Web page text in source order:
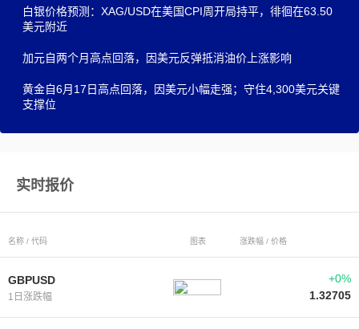
白银价格预测：XAG/USD在美国CPI周开局持平，徘徊在63.50
美元附近
加元自两个月高点回落，因美元反弹抵消油价上涨影响
黄金自6月17日高点回落，因美元小幅走强；守住4,300美元关键
支撑位
实时报价
名称 / 代码 图表 涨跌幅 / 价格
GBPUSD
1日涨跌幅
+0%
1.32705